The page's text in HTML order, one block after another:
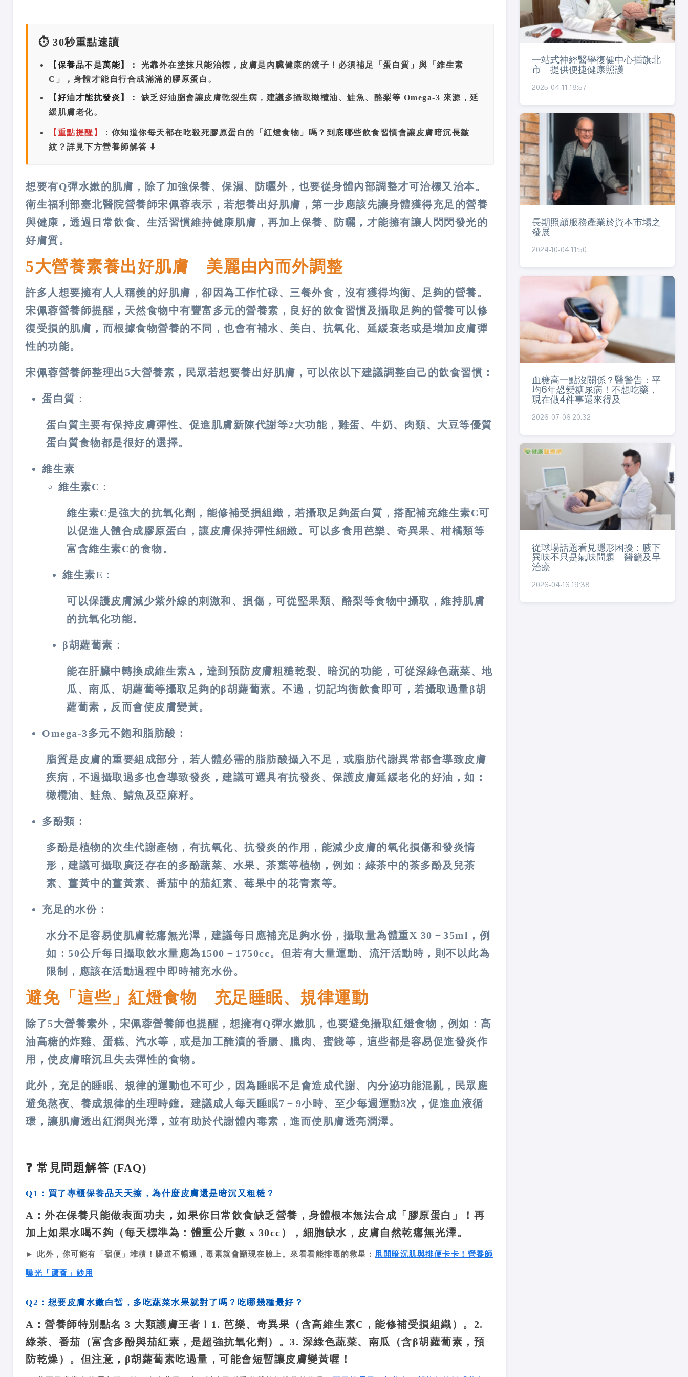
⏱️ 30秒重點速讀
【保養品不是萬能】：
光靠外在塗抹只能治標，皮膚是內臟健康的鏡子！必須補足「蛋白質」與「維生素
C」，身體才能自行合成滿滿的膠原蛋白。
【好油才能抗發炎】：
缺乏好油脂會讓皮膚乾裂生病，建議多攝取橄欖油、鮭魚、酪梨等 Omega-3 來源，延
緩肌膚老化。
【重點提醒】
：你知道你每天都在吃殺死膠原蛋白的「紅燈食物」嗎？到底哪些飲食習慣會讓皮膚暗沉長皺
紋？詳見下方營養師解答 ⬇️
想要有Q彈水嫰的肌膚，除了加強保養、保濕、防曬外，也要從身體內部調整才可治標又治本。
衛生福利部臺北醫院營養師宋佩蓉表示，若想養出好肌膚，第一步應該先讓身體獲得充足的營養
與健康，透過日常飲食、生活習慣維持健康肌膚，再加上保養、防曬，才能擁有讓人閃閃發光的
好膚質。
5大營養素養出好肌膚 美麗由內而外調整
許多人想要擁有人人稱羨的好肌膚，卻因為工作忙碌、三餐外食，沒有獲得均衡、足夠的營養。
宋佩蓉營養師提醒，天然食物中有豐富多元的營養素，良好的飲食習慣及攝取足夠的營養可以修
復受損的肌膚，而根據食物營養的不同，也會有補水、美白、抗氧化、延緩衰老或是增加皮膚彈
性的功能。
宋佩蓉營養師整理出5大營養素，民眾若想要養出好肌膚，可以依以下建議調整自己的飲食習慣：
蛋白質：
蛋白質主要有保持皮膚彈性、促進肌膚新陳代謝等2大功能，雞蛋、牛奶、肉類、大豆等優質
蛋白質食物都是很好的選擇。
維生素
維生素C：
維生素C是強大的抗氧化劑，能修補受損組織，若攝取足夠蛋白質，搭配補充維生素C可
以促進人體合成膠原蛋白，讓皮膚保持彈性細緻。可以多食用芭樂、奇異果、柑橘類等
富含維生素C的食物。
維生素E：
可以保護皮膚減少紫外線的刺激和、損傷，可從堅果類、酪梨等食物中攝取，維持肌膚
的抗氧化功能。
β胡蘿蔔素：
能在肝臟中轉換成維生素A，達到預防皮膚粗糙乾裂、暗沉的功能，可從深綠色蔬菜、地
瓜、南瓜、胡蘿蔔等攝取足夠的β胡蘿蔔素。不過，切記均衡飲食即可，若攝取過量β胡
蘿蔔素，反而會使皮膚變黃。
Omega-3多元不飽和脂肪酸：
脂質是皮膚的重要組成部分，若人體必需的脂肪酸攝入不足，或脂肪代謝異常都會導致皮膚
疾病，不過攝取過多也會導致發炎，建議可選具有抗發炎、保護皮膚延緩老化的好油，如：
橄欖油、鮭魚、鯖魚及亞麻籽。
多酚類：
多酚是植物的次生代謝產物，有抗氧化、抗發炎的作用，能減少皮膚的氧化損傷和發炎情
形，建議可攝取廣泛存在的多酚蔬菜、水果、茶葉等植物，例如：綠茶中的茶多酚及兒茶
素、薑黃中的薑黃素、番茄中的茄紅素、莓果中的花青素等。
充足的水份：
水分不足容易使肌膚乾癟無光澤，建議每日應補充足夠水份，攝取量為體重X 30－35ml，例
如：50公斤每日攝取飲水量應為1500－1750cc。但若有大量運動、流汗活動時，則不以此為
限制，應該在活動過程中即時補充水份。
避免「這些」紅燈食物 充足睡眠、規律運動
除了5大營養素外，宋佩蓉營養師也提醒，想擁有Q彈水嫰肌，也要避免攝取紅燈食物，例如：高
油高糖的炸雞、蛋糕、汽水等，或是加工醃漬的香腸、臘肉、蜜餞等，這些都是容易促進發炎作
用，使皮膚暗沉且失去彈性的食物。
此外，充足的睡眠、規律的運動也不可少，因為睡眠不足會造成代謝、內分泌功能混亂，民眾應
避免熬夜、養成規律的生理時鐘。建議成人每天睡眠7－9小時、至少每週運動3次，促進血液循
環，讓肌膚透出紅潤與光澤，並有助於代謝體內毒素，進而使肌膚透亮潤澤。
❓ 常見問題解答 (FAQ)
Q1：買了專櫃保養品天天擦，為什麼皮膚還是暗沉又粗糙？
A： 外在保養只能做表面功夫，如果你日常飲食缺乏營養，身體根本無法合成「膠原蛋白」！再
加上如果水喝不夠（每天標準為：體重公斤數 x 30cc），細胞缺水，皮膚自然乾癟無光澤。
► 此外，你可能有「宿便」堆積！腸道不暢通，毒素就會顯現在臉上。來看看能排毒的救星： 甩開暗沉肌與排便卡卡！營養師
曝光「蘆薈」妙用
Q2：想要皮膚水嫩白皙，多吃蔬菜水果就對了嗎？吃哪幾種最好？
A： 營養師特別點名 3 大類護膚王者！1. 芭樂、奇異果（含高維生素C，能修補受損組織）。2.
綠茶、番茄（富含多酚與茄紅素，是超強抗氧化劑）。3. 深綠色蔬菜、南瓜（含β胡蘿蔔素，預
防乾燥）。但注意，β胡蘿蔔素吃過量，可能會短暫讓皮膚變黃喔！
一站式神經醫學復健中心插旗北
市 提供便捷健康照護
2025-04-11 18:57
長期照顧服務產業於資本市場之
發展
2024-10-04 11:50
血糖高一點沒關係？醫警告：平
均6年恐變糖尿病！不想吃藥，
現在做4件事還來得及
2026-07-06 20:32
從球場話題看見隱形困擾：腋下
異味不只是氣味問題 醫籲及早
治療
2026-04-16 19:38